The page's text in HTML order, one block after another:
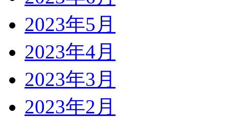
2023年5月
2023年4月
2023年3月
2023年2月